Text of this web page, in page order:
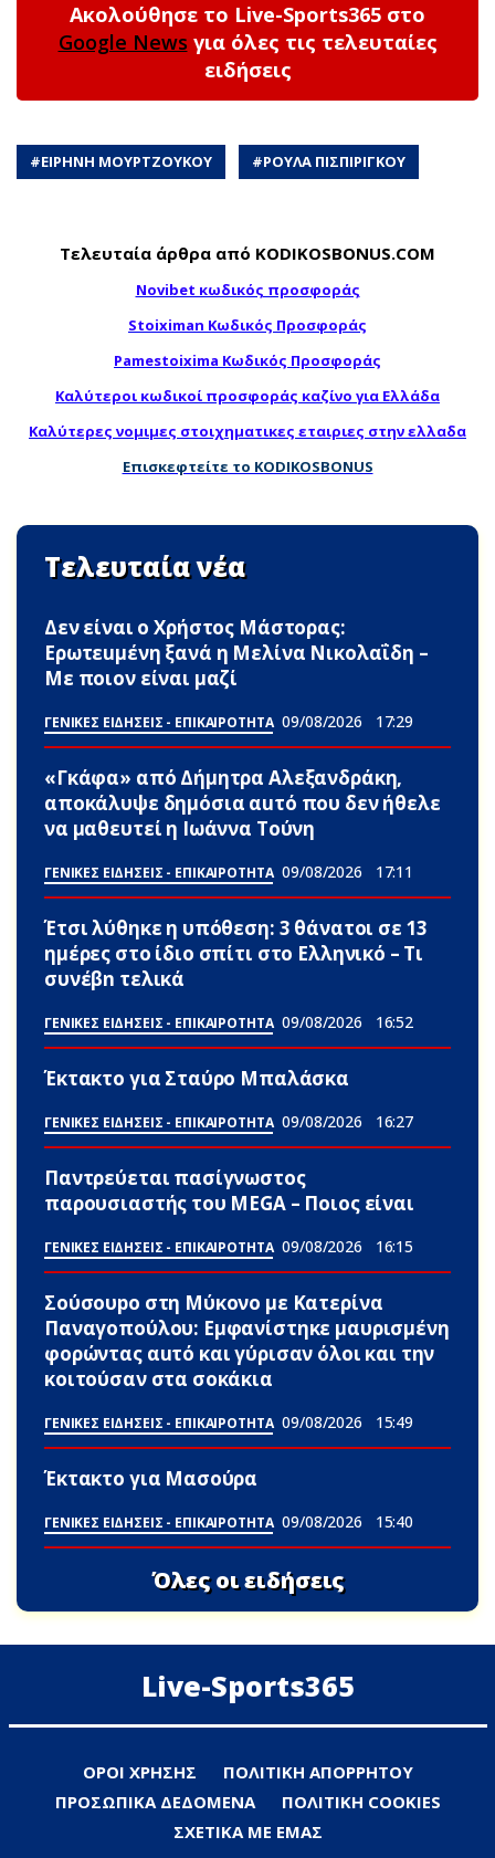
Ακολούθησε το Live-Sports365 στο
Google News για όλες τις τελευταίες
ειδήσεις
#ΕΙΡΗΝΗ ΜΟΥΡΤΖΟΥΚΟΥ #ΡΟΥΛΑ ΠΙΣΠΙΡΙΓΚΟΥ
Τελευταία άρθρα από KODIKOSBONUS.COM
Novibet κωδικός προσφοράς
Stoiximan Κωδικός Προσφοράς
Pamestoixima Κωδικός Προσφοράς
Καλύτεροι κωδικοί προσφοράς καζίνο για Ελλάδα
Καλύτερες νομιμες στοιχηματικες εταιριες στην ελλαδα
Επισκεφτείτε το KODIKOSBONUS
Τελευταία νέα
Δεν είναι ο Χρήστος Μάστορας:
Ερωτεuμένη ξανά η Μελίνα Νικολαΐδη –
Με ποιον είναι μαζί
ΓΕΝΙΚΕΣ ΕΙΔΗΣΕΙΣ - ΕΠΙΚΑΙΡΟΤΗΤΑ 09/08/2026 17:29
«Γκάφα» από Δήμητρα Αλεξανδράκη,
αποκάλυψε δημόσια αuτό που δεν ήθελε
να μαθευτεί η Ιωάννα Τούνη
ΓΕΝΙΚΕΣ ΕΙΔΗΣΕΙΣ - ΕΠΙΚΑΙΡΟΤΗΤΑ 09/08/2026 17:11
Έτσι λύθηκε η υπόθεση: 3 θάνατοι σε 13
ημέρες στο ίδιο σπίτι στο Ελληνικό – Τι
συνέβn τελικά
ΓΕΝΙΚΕΣ ΕΙΔΗΣΕΙΣ - ΕΠΙΚΑΙΡΟΤΗΤΑ 09/08/2026 16:52
Έκτακτο για Σταύρο Μπαλάσκα
ΓΕΝΙΚΕΣ ΕΙΔΗΣΕΙΣ - ΕΠΙΚΑΙΡΟΤΗΤΑ 09/08/2026 16:27
Παντρεύεται πασίγνωστος
παρουσιαστής του MEGA – Ποιος είναι
ΓΕΝΙΚΕΣ ΕΙΔΗΣΕΙΣ - ΕΠΙΚΑΙΡΟΤΗΤΑ 09/08/2026 16:15
Σούσουpο στη Μύκονο με Κατερίνα
Παναγοπούλου: Εμφανίστηκε μαυρισμένη
φορώντας αuτό και γύρισαν όλοι και την
κοιτούσαν στα σοκάκια
ΓΕΝΙΚΕΣ ΕΙΔΗΣΕΙΣ - ΕΠΙΚΑΙΡΟΤΗΤΑ 09/08/2026 15:49
Έκτακτο για Μασούρα
ΓΕΝΙΚΕΣ ΕΙΔΗΣΕΙΣ - ΕΠΙΚΑΙΡΟΤΗΤΑ 09/08/2026 15:40
Όλες οι ειδήσεις
Live-Sports365
ΟΡΟΙ ΧΡΗΣΗΣ
ΠΟΛΙΤΙΚΗ ΑΠΟΡΡΗΤΟΥ
ΠΡΟΣΩΠΙΚΑ ΔΕΔΟΜΕΝΑ
ΠΟΛΙΤΙΚΗ COOKIES
ΣΧΕΤΙΚΑ ΜΕ ΕΜΑΣ